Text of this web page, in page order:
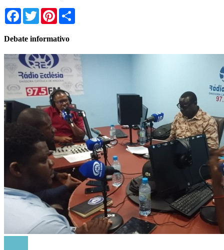
Facebook
TwitterPinterest
Debate informativo